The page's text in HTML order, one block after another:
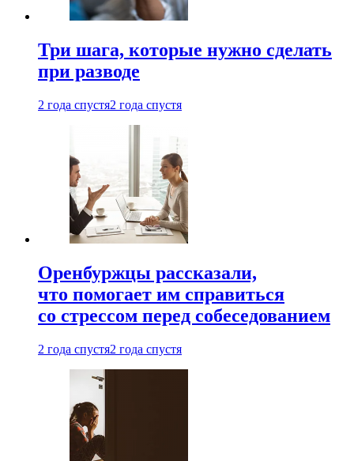
Три шага, которые нужно сделать
при разводе
2 года спустя2 года спустя
Оренбуржцы рассказали,
что помогает им справиться
со стрессом перед собеседованием
2 года спустя2 года спустя